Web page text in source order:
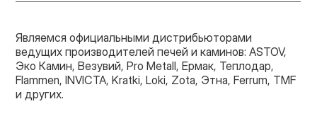
Являемся официальными дистрибьюторами
ведущих производителей печей и каминов: ASTOV,
Эко Камин, Везувий, Pro Metall, Ермак, Теплодар,
Flammen, INVICTA, Kratki, Loki, Zota, Этна, Ferrum, TMF
и других.